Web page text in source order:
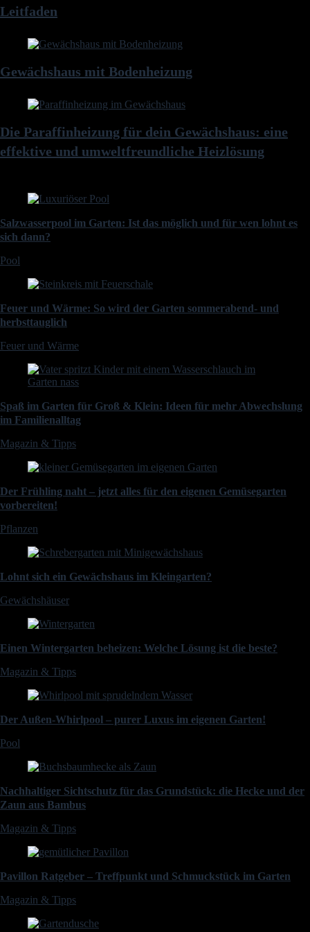
Leitfaden
Gewächshaus mit Bodenheizung
Die Paraffinheizung für dein Gewächshaus: eine
effektive und umweltfreundliche Heizlösung
Salzwasserpool im Garten: Ist das möglich und für wen lohnt es
sich dann?
Pool
Feuer und Wärme: So wird der Garten sommerabend- und
herbsttauglich
Feuer und Wärme
Spaß im Garten für Groß & Klein: Ideen für mehr Abwechslung
im Familienalltag
Magazin & Tipps
Der Frühling naht – jetzt alles für den eigenen Gemüsegarten
vorbereiten!
Pflanzen
Lohnt sich ein Gewächshaus im Kleingarten?
Gewächshäuser
Einen Wintergarten beheizen: Welche Lösung ist die beste?
Magazin & Tipps
Der Außen-Whirlpool – purer Luxus im eigenen Garten!
Pool
Nachhaltiger Sichtschutz für das Grundstück: die Hecke und der
Zaun aus Bambus
Magazin & Tipps
Pavillon Ratgeber – Treffpunkt und Schmuckstück im Garten
Magazin & Tipps